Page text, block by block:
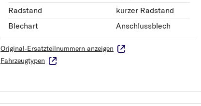
Radstand
kurzer Radstand
Blechart
Anschlussblech
Original-Ersatzteilnummern anzeigen
Fahrzeugtypen